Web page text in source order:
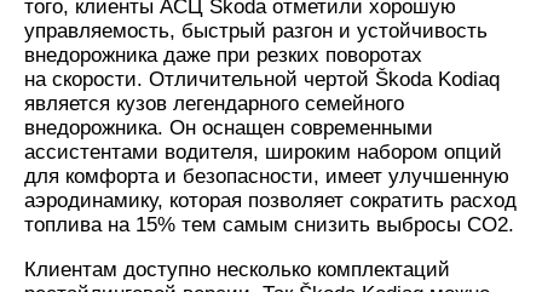
того, клиенты АСЦ Škoda отметили хорошую
управляемость, быстрый разгон и устойчивость
внедорожника даже при резких поворотах
на скорости. Отличительной чертой Škoda Kodiaq
является кузов легендарного семейного
внедорожника. Он оснащен современными
ассистентами водителя, широким набором опций
для комфорта и безопасности, имеет улучшенную
аэродинамику, которая позволяет сократить расход
топлива на 15% тем самым снизить выбросы CO2.
Клиентам доступно несколько комплектаций